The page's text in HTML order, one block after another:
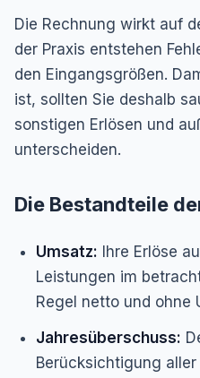
Die Rechnung wirkt auf
der Praxis entstehen
den Eingangsgrößen.
ist, sollten Sie deshalb
sonstigen Erlösen und
unterscheiden.
Die Bestandteile
Umsatz: Ihre Erlöse
Leistungen im
Regel netto und ohne
Jahresüberschuss:
Berücksichtigung